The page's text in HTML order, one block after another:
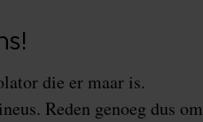
die er maar is.
Reden genoeg dus om